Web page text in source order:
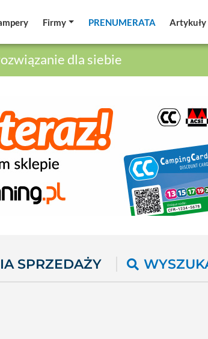
Firmy PRENUMERATA Artykuły
dla siebie
SPRZEDAŻY
Firmy PRENUMERATA Artykuły